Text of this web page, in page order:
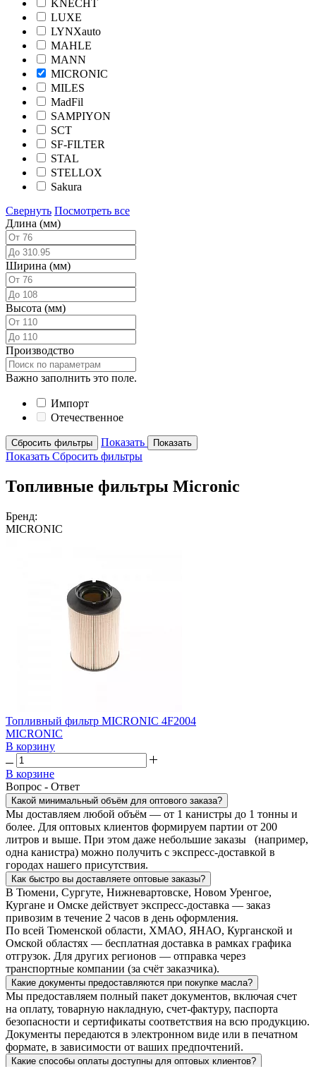
KNECHT
LUXE
LYNXauto
MAHLE
MANN
MICRONIC
MILES
MadFil
SAMPIYON
SCT
SF-FILTER
STAL
STELLOX
Sakura
Свернуть Посмотреть все
Длина (мм)
Ширина (мм)
Высота (мм)
Производство
Важно заполнить это поле.
Импорт
Отечественное
Сбросить фильтры Показать Показать
Показать Сбросить фильтры
Топливные фильтры Micronic
Бренд:
MICRONIC
Топливный фильтр MICRONIC 4F2004
MICRONIC
В корзину
В корзине
Вопрос - Ответ
Какой минимальный объём для оптового заказа?
Мы доставляем любой объём — от 1 канистры до 1 тонны и
более. Для оптовых клиентов формируем партии от 200
литров и выше. При этом даже небольшие заказы (например,
одна канистра) можно получить с экспресс-доставкой в
городах нашего присутствия.
Как быстро вы доставляете оптовые заказы?
В Тюмени, Сургуте, Нижневартовске, Новом Уренгое,
Кургане и Омске действует экспресс-доставка — заказ
привозим в течение 2 часов в день оформления.
По всей Тюменской области, ХМАО, ЯНАО, Курганской и
Омской областях — бесплатная доставка в рамках графика
отгрузок. Для других регионов — отправка через
транспортные компании (за счёт заказчика).
Какие документы предоставляются при покупке масла?
Мы предоставляем полный пакет документов, включая счет
на оплату, товарную накладную, счет-фактуру, паспорта
безопасности и сертификаты соответствия на всю продукцию.
Документы передаются в электронном виде или в печатном
формате, в зависимости от ваших предпочтений.
Какие способы оплаты доступны для оптовых клиентов?